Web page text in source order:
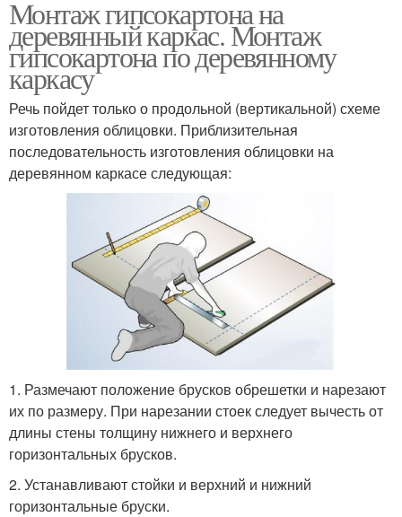
Монтаж гипсокартона на
деревянный каркас. Монтаж
гипсокартона по деревянному
каркасу
Речь пойдет только о продольной (вертикальной) схеме
изготовления облицовки. Приблизительная
последовательность изготовления облицовки на
деревянном каркасе следующая:
1. Размечают положение брусков обрешетки и нарезают
их по размеру. При нарезании стоек следует вычесть от
длины стены толщину нижнего и верхнего
горизонтальных брусков.
2. Устанавливают стойки и верхний и нижний
горизонтальные бруски.